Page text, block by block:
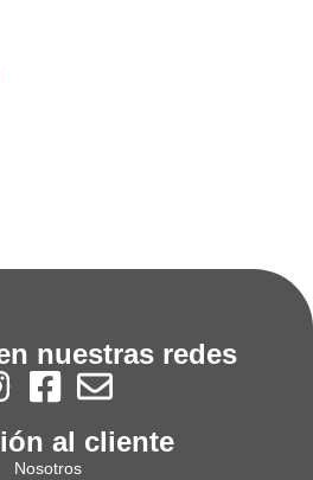
nuestras redes
al cliente
Nosotros